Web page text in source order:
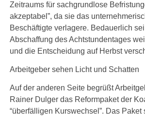
Zeitraums für sachgrundlose
akzeptabel”, da sie das
Beschäftigte verlagere. Bedauerlich
Abschaffung des Achtstundentages
und die Entscheidung auf Herbst
Arbeitgeber sehen Licht und Schatten
Auf der anderen Seite begrüßt
Rainer Dulger das Reformpaket der
“überfälligen Kurswechsel”. Das Paket